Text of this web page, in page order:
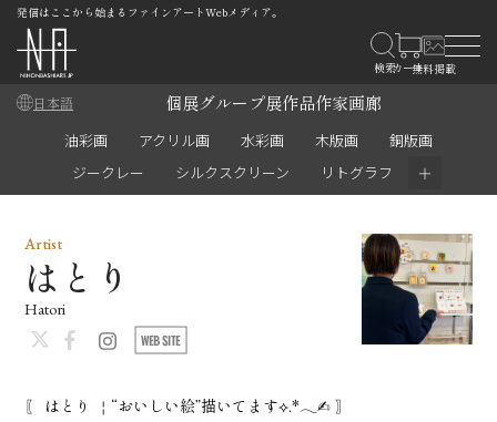
発信はここから始まるファインアートWebメディア。
日本語 個展グループ展作品作家画廊
油彩画 アクリル画 水彩画 木版画
銅版画
ジークレー
シルクスクリーン リトグラフ ＋
〖 はとり ￤“おいしい絵”描いてます⟡.*𓂃✍︎ 〗
Artist
はとり
Hatori